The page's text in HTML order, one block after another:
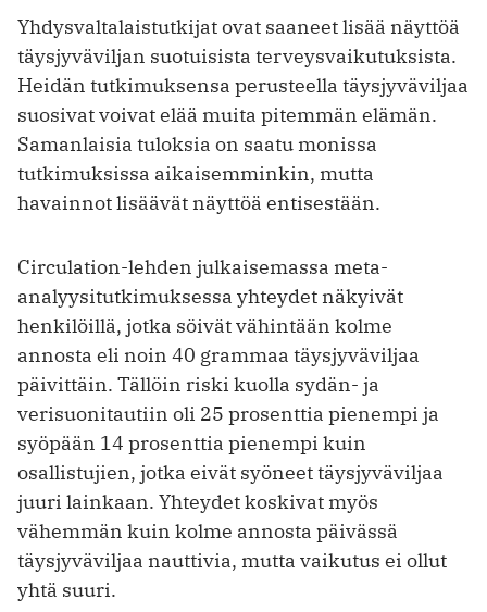
Yhdysvaltalaistutkijat ovat saaneet lisää näyttöä
täysjyväviljan suotuisista terveysvaikutuksista.
Heidän tutkimuksensa perusteella täysjyväviljaa
suosivat voivat elää muita pitemmän elämän.
Samanlaisia tuloksia on saatu monissa
tutkimuksissa aikaisemminkin, mutta
havainnot lisäävät näyttöä entisestään.
Circulation-lehden julkaisemassa meta-
analyysitutkimuksessa yhteydet näkyivät
henkilöillä, jotka söivät vähintään kolme
annosta eli noin 40 grammaa täysjyväviljaa
päivittäin. Tällöin riski kuolla sydän- ja
verisuonitautiin oli 25 prosenttia pienempi ja
syöpään 14 prosenttia pienempi kuin
osallistujien, jotka eivät syöneet täysjyväviljaa
juuri lainkaan. Yhteydet koskivat myös
vähemmän kuin kolme annosta päivässä
täysjyväviljaa nauttivia, mutta vaikutus ei ollut
yhtä suuri.